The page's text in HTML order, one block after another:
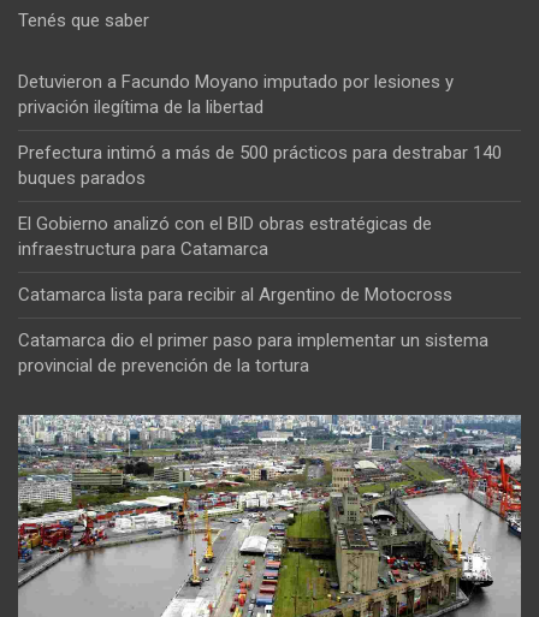
Tenés que saber
Detuvieron a Facundo Moyano imputado por lesiones y
privación ilegítima de la libertad
Prefectura intimó a más de 500 prácticos para destrabar 140
buques parados
El Gobierno analizó con el BID obras estratégicas de
infraestructura para Catamarca
Catamarca lista para recibir al Argentino de Motocross
Catamarca dio el primer paso para implementar un sistema
provincial de prevención de la tortura